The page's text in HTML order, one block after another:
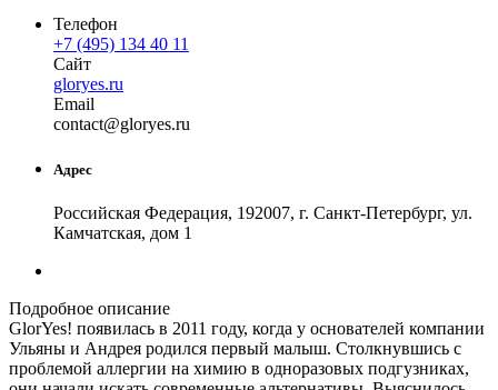
Телефон
+7 (495) 134 40 11
Сайт
gloryes.ru
Email
contact@gloryes.ru
Адрес
Российская Федерация, 192007, г. Санкт-Петербург, ул.
Камчатская, дом 1
Подробное описание
GlorYes! появилась в 2011 году, когда у основателей компании
Ульяны и Андрея родился первый малыш. Столкнувшись с
проблемой аллергии на химию в одноразовых подгузниках,